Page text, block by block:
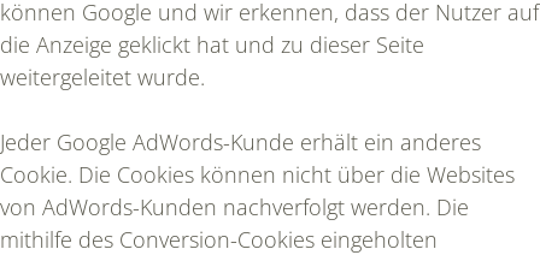
können Google und wir erkennen, dass der Nutzer auf
die Anzeige geklickt hat und zu dieser Seite
weitergeleitet wurde.
Jeder Google AdWords-Kunde erhält ein anderes
Cookie. Die Cookies können nicht über die Websites
von AdWords-Kunden nachverfolgt werden. Die
mithilfe des Conversion-Cookies eingeholten